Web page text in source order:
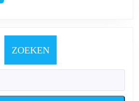
ZOEKEN